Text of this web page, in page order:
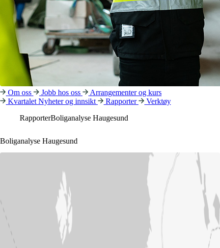
Om oss Jobb hos oss
Arrangementer og kurs
Kvartalet Nyheter og innsikt Rapporter
Verktøy
RapporterBoliganalyse Haugesund
Boliganalyse Haugesund